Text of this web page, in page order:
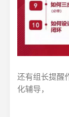
还有组长提醒
化辅导，